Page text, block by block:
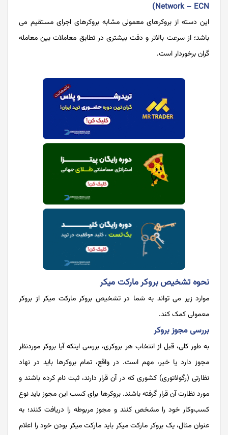
Network – ECN)
این دسته از بروکرهای معمولی مشابه بروکرهای اجرای مستقیم می
باشد؛ از سرعت بالاتر و دقت بیشتری در تطابق معاملات بین معامله
گران برخوردار است.
نحوه تشخیص بروکر مارکت میکر
موارد زیر می تواند به شما در تشخیص بروکر مارکت میکر از بروکر
معمولی کمک کند.
بررسی مجوز بروکر
به طور کلی، قبل از انتخاب هر بروکری، بررسی اینکه آیا بروکر موردنظر
مجوز دارد یا خیر، مهم است. در واقع، تمام بروکرها باید در نهاد
نظارتی (رگولاتوری) کشوری که در آن قرار دارند، ثبت‌ نام کرده باشند و
مورد نظارت آن قرار گرفته باشند. بروکرها برای کسب این مجوز باید نوع
کسب‌وکار خود را مشخص کنند و مجوز مربوطه را دریافت کنند؛ به
عنوان مثال، یک بروکر مارکت میکر باید مارکت میکر بودن خود را اعلام